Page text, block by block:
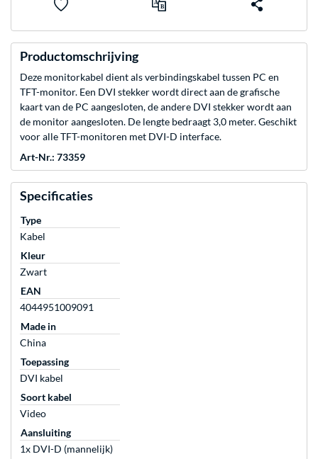
Productomschrijving
Deze monitorkabel dient als verbindingskabel tussen PC en
TFT-monitor. Een DVI stekker wordt direct aan de grafische
kaart van de PC aangesloten, de andere DVI stekker wordt aan
de monitor aangesloten. De lengte bedraagt 3,0 meter. Geschikt
voor alle TFT-monitoren met DVI-D interface.
Art-Nr.: 73359
Specificaties
Type
Kabel
Kleur
Zwart
EAN
4044951009091
Made in
China
Toepassing
DVI kabel
Soort kabel
Video
Aansluiting
1x DVI-D (mannelijk)